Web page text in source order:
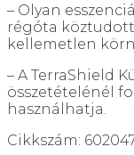
– Olyan
régóta
kellemetlen
– A TerraShield
összetételénél
használhatja.
Cikkszám: